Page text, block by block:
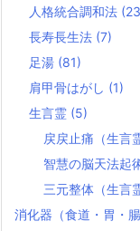
人格統合調和法
長寿長生法 (7)
足湯 (81)
肩甲骨はがし (1)
生言霊 (5)
戻戻止痛（生言
智慧の脳天法起
三元整体（生言
消化器（食道・胃・